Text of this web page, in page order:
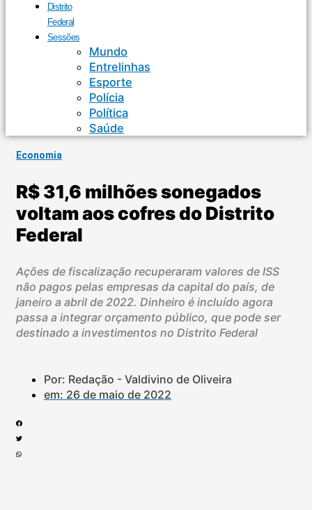
Distrito
Federal
Sessões
Mundo
Entrelinhas
Esporte
Polícia
Política
Saúde
Economia
R$ 31,6 milhões sonegados
voltam aos cofres do Distrito
Federal
Ações de fiscalização recuperaram valores de ISS
não pagos pelas empresas da capital do país, de
janeiro a abril de 2022. Dinheiro é incluído agora
passa a integrar orçamento público, que pode ser
destinado a investimentos no Distrito Federal
Por: Redação - Valdivino de Oliveira
em: 26 de maio de 2022